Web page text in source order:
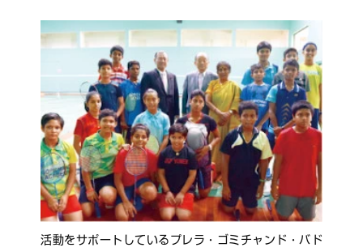
活動をサポートしているプレラ・ゴミチャンド・バド